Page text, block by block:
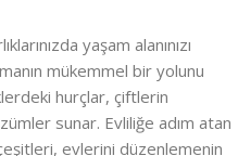
yaşam alanınızı
mükemmel bir yolunu
hurçlar, çiftlerin
sunar. Evliliğe adım atan
evlerini düzenlemenin